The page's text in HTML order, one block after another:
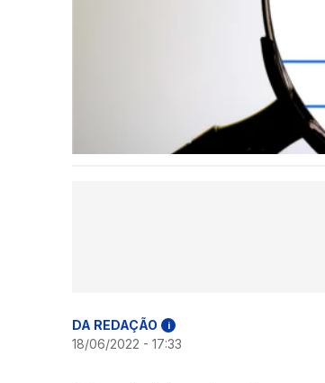
DA REDAÇÃO i
18/06/2022 - 17:33